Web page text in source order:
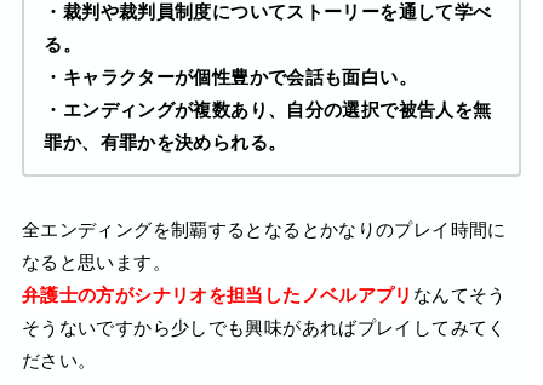
・裁判や裁判員制度についてストーリーを通して学べ
る。
・キャラクターが個性豊かで会話も面白い。
・エンディングが複数あり、自分の選択で被告人を無
罪か、有罪かを決められる。
全エンディングを制覇するとなるとかなりのプレイ時間に
なると思います。
弁護士の方がシナリオを担当したノベルアプリ なんてそう
そうないですから少しでも興味があればプレイしてみてく
ださい。